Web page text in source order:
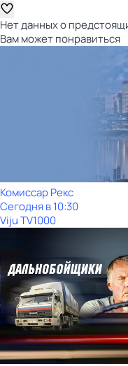
Нет данных о
Вам может понравиться
Комиссар Рекс
Сегодня в 10:30
Viju TV1000